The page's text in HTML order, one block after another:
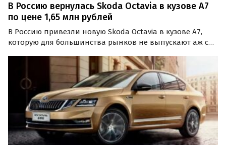
В Россию вернулась Skoda Octavia в кузове A7
по цене 1,65 млн рублей
В Россию привезли новую Skoda Octavia в кузове А7,
которую для большинства рынков не выпускают аж с
оцененный в 1 650 000 рублей, пишут «Автоновости